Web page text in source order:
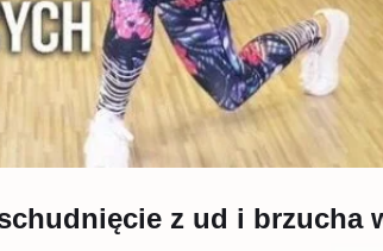
z ud i brzucha